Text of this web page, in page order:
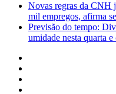
Novas regras da CNH
mil empregos, afirma
Previsão do tempo:
umidade nesta quarta